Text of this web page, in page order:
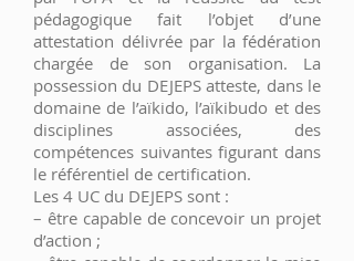
pédagogique fait l’objet d’une
attestation délivrée par la fédération
chargée de son organisation. La
possession du DEJEPS atteste, dans le
domaine de l’aïkido, l’aïkibudo et des
disciplines associées, des
compétences suivantes figurant dans
le référentiel de certification.
Les 4 UC du DEJEPS sont :
– être capable de concevoir un projet
d’action ;